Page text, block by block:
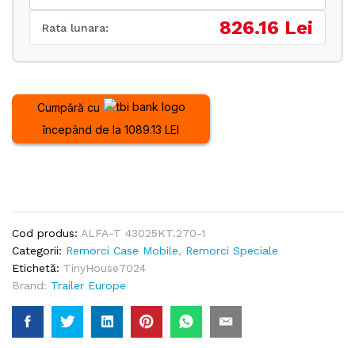
Rata lunara: 826.16 Lei
Cumpără cu
începând de la 1089.13 LEI
Cod produs: ALFA-T 43025KT.270-1
Categorii: Remorci Case Mobile, Remorci Speciale
Etichetă: TinyHouse7024
Brand: Trailer Europe